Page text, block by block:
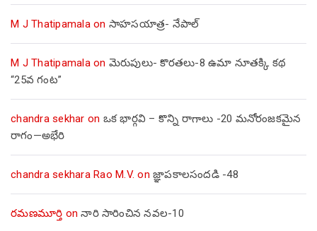
M J Thatipamalaon సాహసయాత్ర- నేపాల్‌
M J Thatipamalaon మెరుపులు- కొరతలు-8 ఉమా నూతక్కి కథ
“25వ గంట”
chandra sekhar on ఒక భార్గవి – కొన్ని రాగాలు -20 మనోరంజకమైన
రాగం—అభేరి
chandra sekhara Rao M.V. on జ్ఞాపకాలసందడి -48
రమణమూర్తి onనారి సారించిన నవల-10